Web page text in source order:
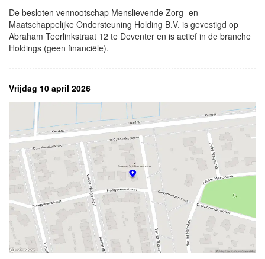
De besloten vennootschap Menslievende Zorg- en
Maatschappelijke Ondersteuning Holding B.V. is gevestigd op
Abraham Teerlinkstraat 12 te Deventer en is actief in de branche
Holdings (geen financiële).
Vrijdag 10 april 2026